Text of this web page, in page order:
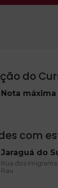
do
Nota
com
Jaraguá do
Rua dos
Rau